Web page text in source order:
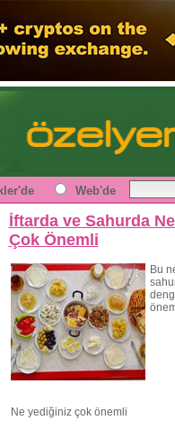
Web'de
İftarda ve Sahurda
Çok Önemli
Bu
Ne yediğiniz çok önemli